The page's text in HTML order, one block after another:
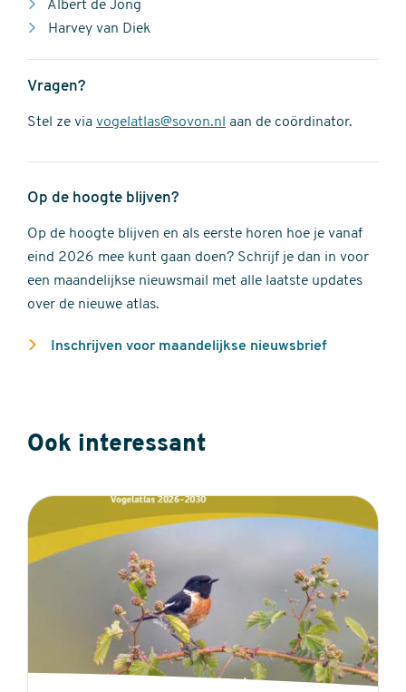
Albert de Jong
Harvey van Diek
Vragen?
Stel ze via vogelatlas@sovon.nl aan de coördinator.
Op de hoogte blijven?
Op de hoogte blijven en als eerste horen hoe je vanaf
eind 2026 mee kunt gaan doen? Schrijf je dan in voor
een maandelijkse nieuwsmail met alle laatste updates
over de nieuwe atlas.
Inschrijven voor maandelijkse nieuwsbrief
Ook interessant